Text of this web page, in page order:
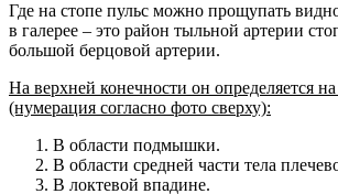
Где на стопе пульс можно прощупать
в галерее – это район тыльной артерии
большой берцовой артерии.
На верхней конечности он определяется
(нумерация согласно фото сверху):
В области подмышки.
В области средней части тела
В локтевой впадине.